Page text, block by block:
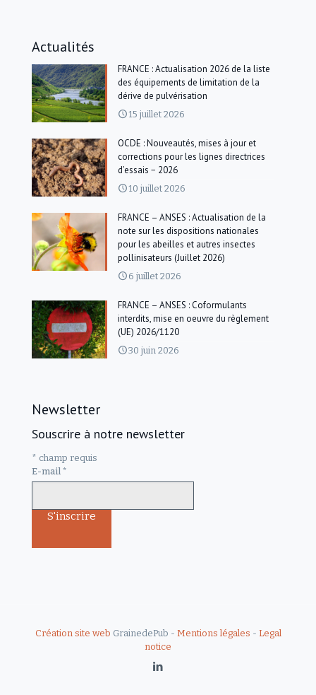
Actualités
FRANCE : Actualisation 2026 de la liste
des équipements de limitation de la
dérive de pulvérisation
15 juillet 2026
OCDE : Nouveautés, mises à jour et
corrections pour les lignes directrices
d’essais − 2026
10 juillet 2026
FRANCE – ANSES : Actualisation de la
note sur les dispositions nationales
pour les abeilles et autres insectes
pollinisateurs (Juillet 2026)
6 juillet 2026
FRANCE – ANSES : Coformulants
interdits, mise en oeuvre du règlement
(UE) 2026/1120
30 juin 2026
Newsletter
Souscrire à notre newsletter
* champ requis
E-mail *
Création site web GrainedePub - Mentions légales - Legal
notice